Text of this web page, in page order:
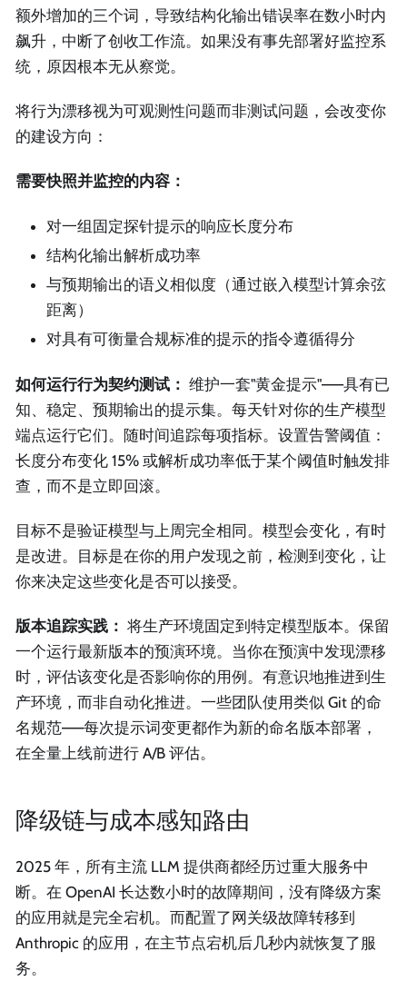
额外增加的三个词，导致结构化输出错误率在数小时内
飙升，中断了创收工作流。如果没有事先部署好监控系
统，原因根本无从察觉。
将行为漂移视为可观测性问题而非测试问题，会改变你
的建设方向：
需要快照并监控的内容：
对一组固定探针提示的响应长度分布
结构化输出解析成功率
与预期输出的语义相似度（通过嵌入模型计算余弦
距离）
对具有可衡量合规标准的提示的指令遵循得分
如何运行行为契约测试： 维护一套"黄金提示"——具有已
知、稳定、预期输出的提示集。每天针对你的生产模型
端点运行它们。随时间追踪每项指标。设置告警阈值：
长度分布变化 15% 或解析成功率低于某个阈值时触发排
查，而不是立即回滚。
目标不是验证模型与上周完全相同。模型会变化，有时
是改进。目标是在你的用户发现之前，检测到变化，让
你来决定这些变化是否可以接受。
版本追踪实践： 将生产环境固定到特定模型版本。保留
一个运行最新版本的预演环境。当你在预演中发现漂移
时，评估该变化是否影响你的用例。有意识地推进到生
产环境，而非自动化推进。一些团队使用类似 Git 的命
名规范——每次提示词变更都作为新的命名版本部署，
在全量上线前进行 A/B 评估。
降级链与成本感知路由
2025 年，所有主流 LLM 提供商都经历过重大服务中
断。在 OpenAI 长达数小时的故障期间，没有降级方案
的应用就是完全宕机。而配置了网关级故障转移到
Anthropic 的应用，在主节点宕机后几秒内就恢复了服
务。